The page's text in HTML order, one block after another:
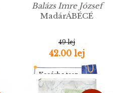
Balázs Imre József
MadárÁBÉCÉ
49 lej
42.00 lej
Kosárba tesz